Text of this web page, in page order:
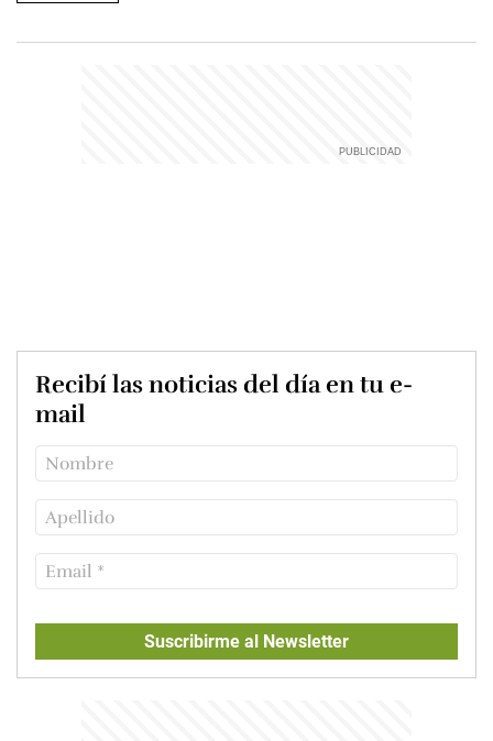
Recibí las noticias del día en tu e-
mail
Suscribirme al Newsletter